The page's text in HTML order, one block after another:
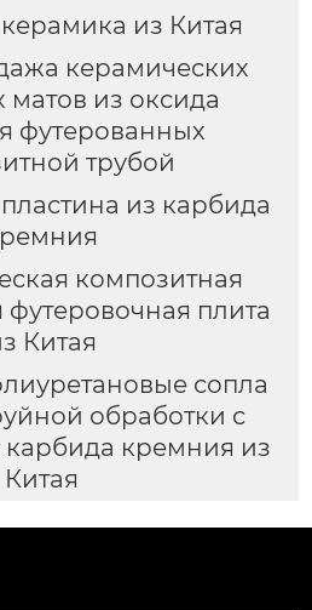
из Китая
керамических
из оксида
футерованных
трубой
из карбида
композитная
футеровочная плита
Китая
сопла
обработки с
карбида кремния из
Китая